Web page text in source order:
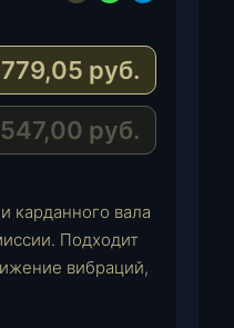
l
g
a
a
t
s
A
p
M
a
i
l
779,05 руб.
руб.
карданного вала
Подходит
вибраций,